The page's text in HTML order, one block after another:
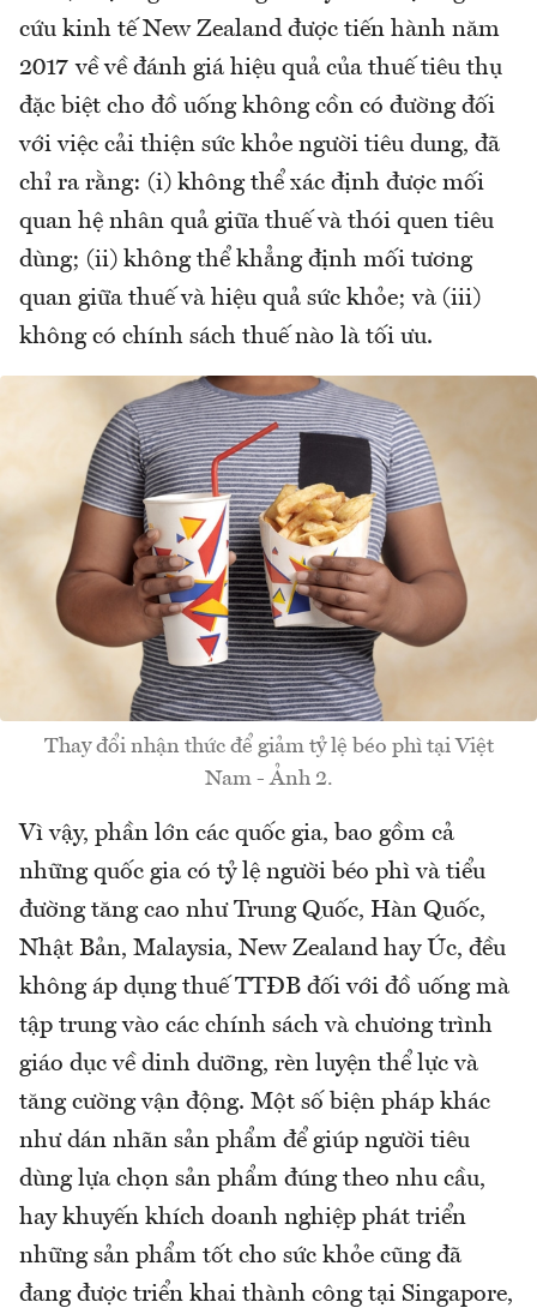
cứu kinh tế New Zealand được tiến hành năm
2017 về về đánh giá hiệu quả của thuế tiêu thụ
đặc biệt cho đồ uống không cồn có đường đối
với việc cải thiện sức khỏe người tiêu dung, đã
chỉ ra rằng: (i) không thể xác định được mối
quan hệ nhân quả giữa thuế và thói quen tiêu
dùng; (ii) không thể khẳng định mối tương
quan giữa thuế và hiệu quả sức khỏe; và (iii)
không có chính sách thuế nào là tối ưu.
Thay đổi nhận thức để giảm tỷ lệ béo phì tại Việt
Nam - Ảnh 2.
Vì vậy, phần lớn các quốc gia, bao gồm cả
những quốc gia có tỷ lệ người béo phì và tiểu
đường tăng cao như Trung Quốc, Hàn Quốc,
Nhật Bản, Malaysia, New Zealand hay Úc, đều
không áp dụng thuế TTĐB đối với đồ uống mà
tập trung vào các chính sách và chương trình
giáo dục về dinh dưỡng, rèn luyện thể lực và
tăng cường vận động. Một số biện pháp khác
như dán nhãn sản phẩm để giúp người tiêu
dùng lựa chọn sản phẩm đúng theo nhu cầu,
hay khuyến khích doanh nghiệp phát triển
những sản phẩm tốt cho sức khỏe cũng đã
đang được triển khai thành công tại Singapore,